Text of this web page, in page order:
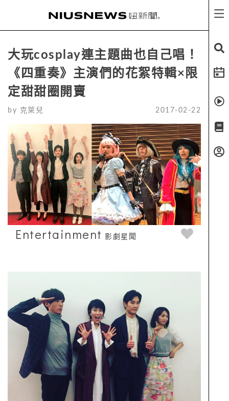
大玩cosplay連主題曲也自己唱！
《四重奏》主演們的花絮特輯×限
定甜甜圈開賣
by 克萊兒 2017-02-22
Entertainment 影劇星聞